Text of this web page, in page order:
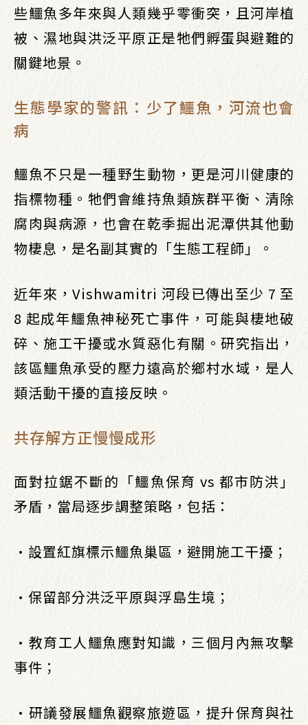
些鱷魚多年來與人類幾乎零衝突，且河岸植
被、濕地與洪泛平原正是牠們孵蛋與避難的
關鍵地景。
生態學家的警訊：少了鱷魚，河流也會
病
鱷魚不只是一種野生動物，更是河川健康的
指標物種。牠們會維持魚類族群平衡、清除
腐肉與病源，也會在乾季掘出泥潭供其他動
物棲息，是名副其實的「生態工程師」。
近年來，Vishwamitri 河段已傳出至少 7 至
8 起成年鱷魚神秘死亡事件，可能與棲地破
碎、施工干擾或水質惡化有關。研究指出，
該區鱷魚承受的壓力遠高於鄉村水域，是人
類活動干擾的直接反映。
共存解方正慢慢成形
面對拉鋸不斷的「鱷魚保育 vs 都市防洪」
矛盾，當局逐步調整策略，包括：
•設置紅旗標示鱷魚巢區，避開施工干擾；
•保留部分洪泛平原與浮島生境；
•教育工人鱷魚應對知識，三個月內無攻擊
事件；
•研議發展鱷魚觀察旅遊區，提升保育與社